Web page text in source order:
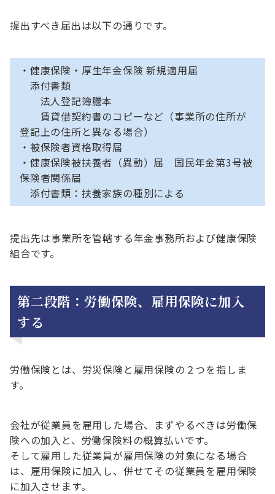
提出すべき届出は以下の通りです。
・健康保険・厚生年金保険 新規適用届
添付書類
法人登記簿謄本
賃貸借契約書のコピーなど（事業所の住所が
登記上の住所と異なる場合）
・被保険者資格取得届
・健康保険被扶養者（異動）届 国民年金第3号被
保険者関係届
添付書類：扶養家族の種別による
提出先は事業所を管轄する年金事務所および健康保険
組合です。
第二段階：労働保険、雇用保険に加入
する
労働保険とは、労災保険と雇用保険の２つを指しま
す。
会社が従業員を雇用した場合、まずやるべきは労働保
険への加入と、労働保険料の概算払いです。
そして雇用した従業員が雇用保険の対象になる場合
は、雇用保険に加入し、併せてその従業員を雇用保険
に加入させます。